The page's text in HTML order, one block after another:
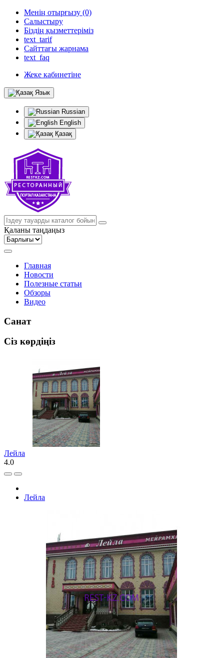
Менің отырғызу (0)
Салыстыру
Біздің қызметтеріміз
text_tarif
Сайттағы жарнама
text_faq
Жеке кабинетіне
Язык
Russian
English
Қазақ
Қаланы таңдаңыз
Главная
Новости
Полезные статьи
Обзоры
Видео
Санат
Сіз көрдіңіз
Лейла
4.0
Лейла